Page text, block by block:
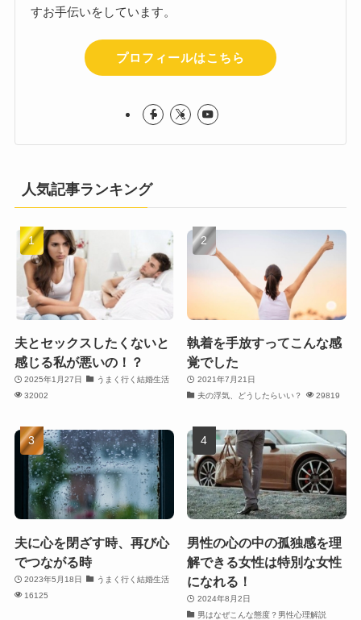
すお手伝いをしています。
プロフィールはこちら
人気記事ランキング
夫とセックスしたくないと
感じる私が悪いの！？
2025年1月27日
うまく行く結婚生活
32002
執着を手放すってこんな感
覚でした
2021年7月21日
夫の浮気、どうしたらいい？
29819
夫に心を閉ざす時、再び心
でつながる時
2023年5月18日
うまく行く結婚生活
16125
男性の心の中の孤独感を理
解できる女性は特別な女性
になれる！
2024年8月2日
男はなぜこんな態度？男性心理解説